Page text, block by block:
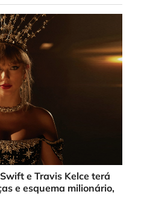
e Travis Kelce terá
e esquema milionário,